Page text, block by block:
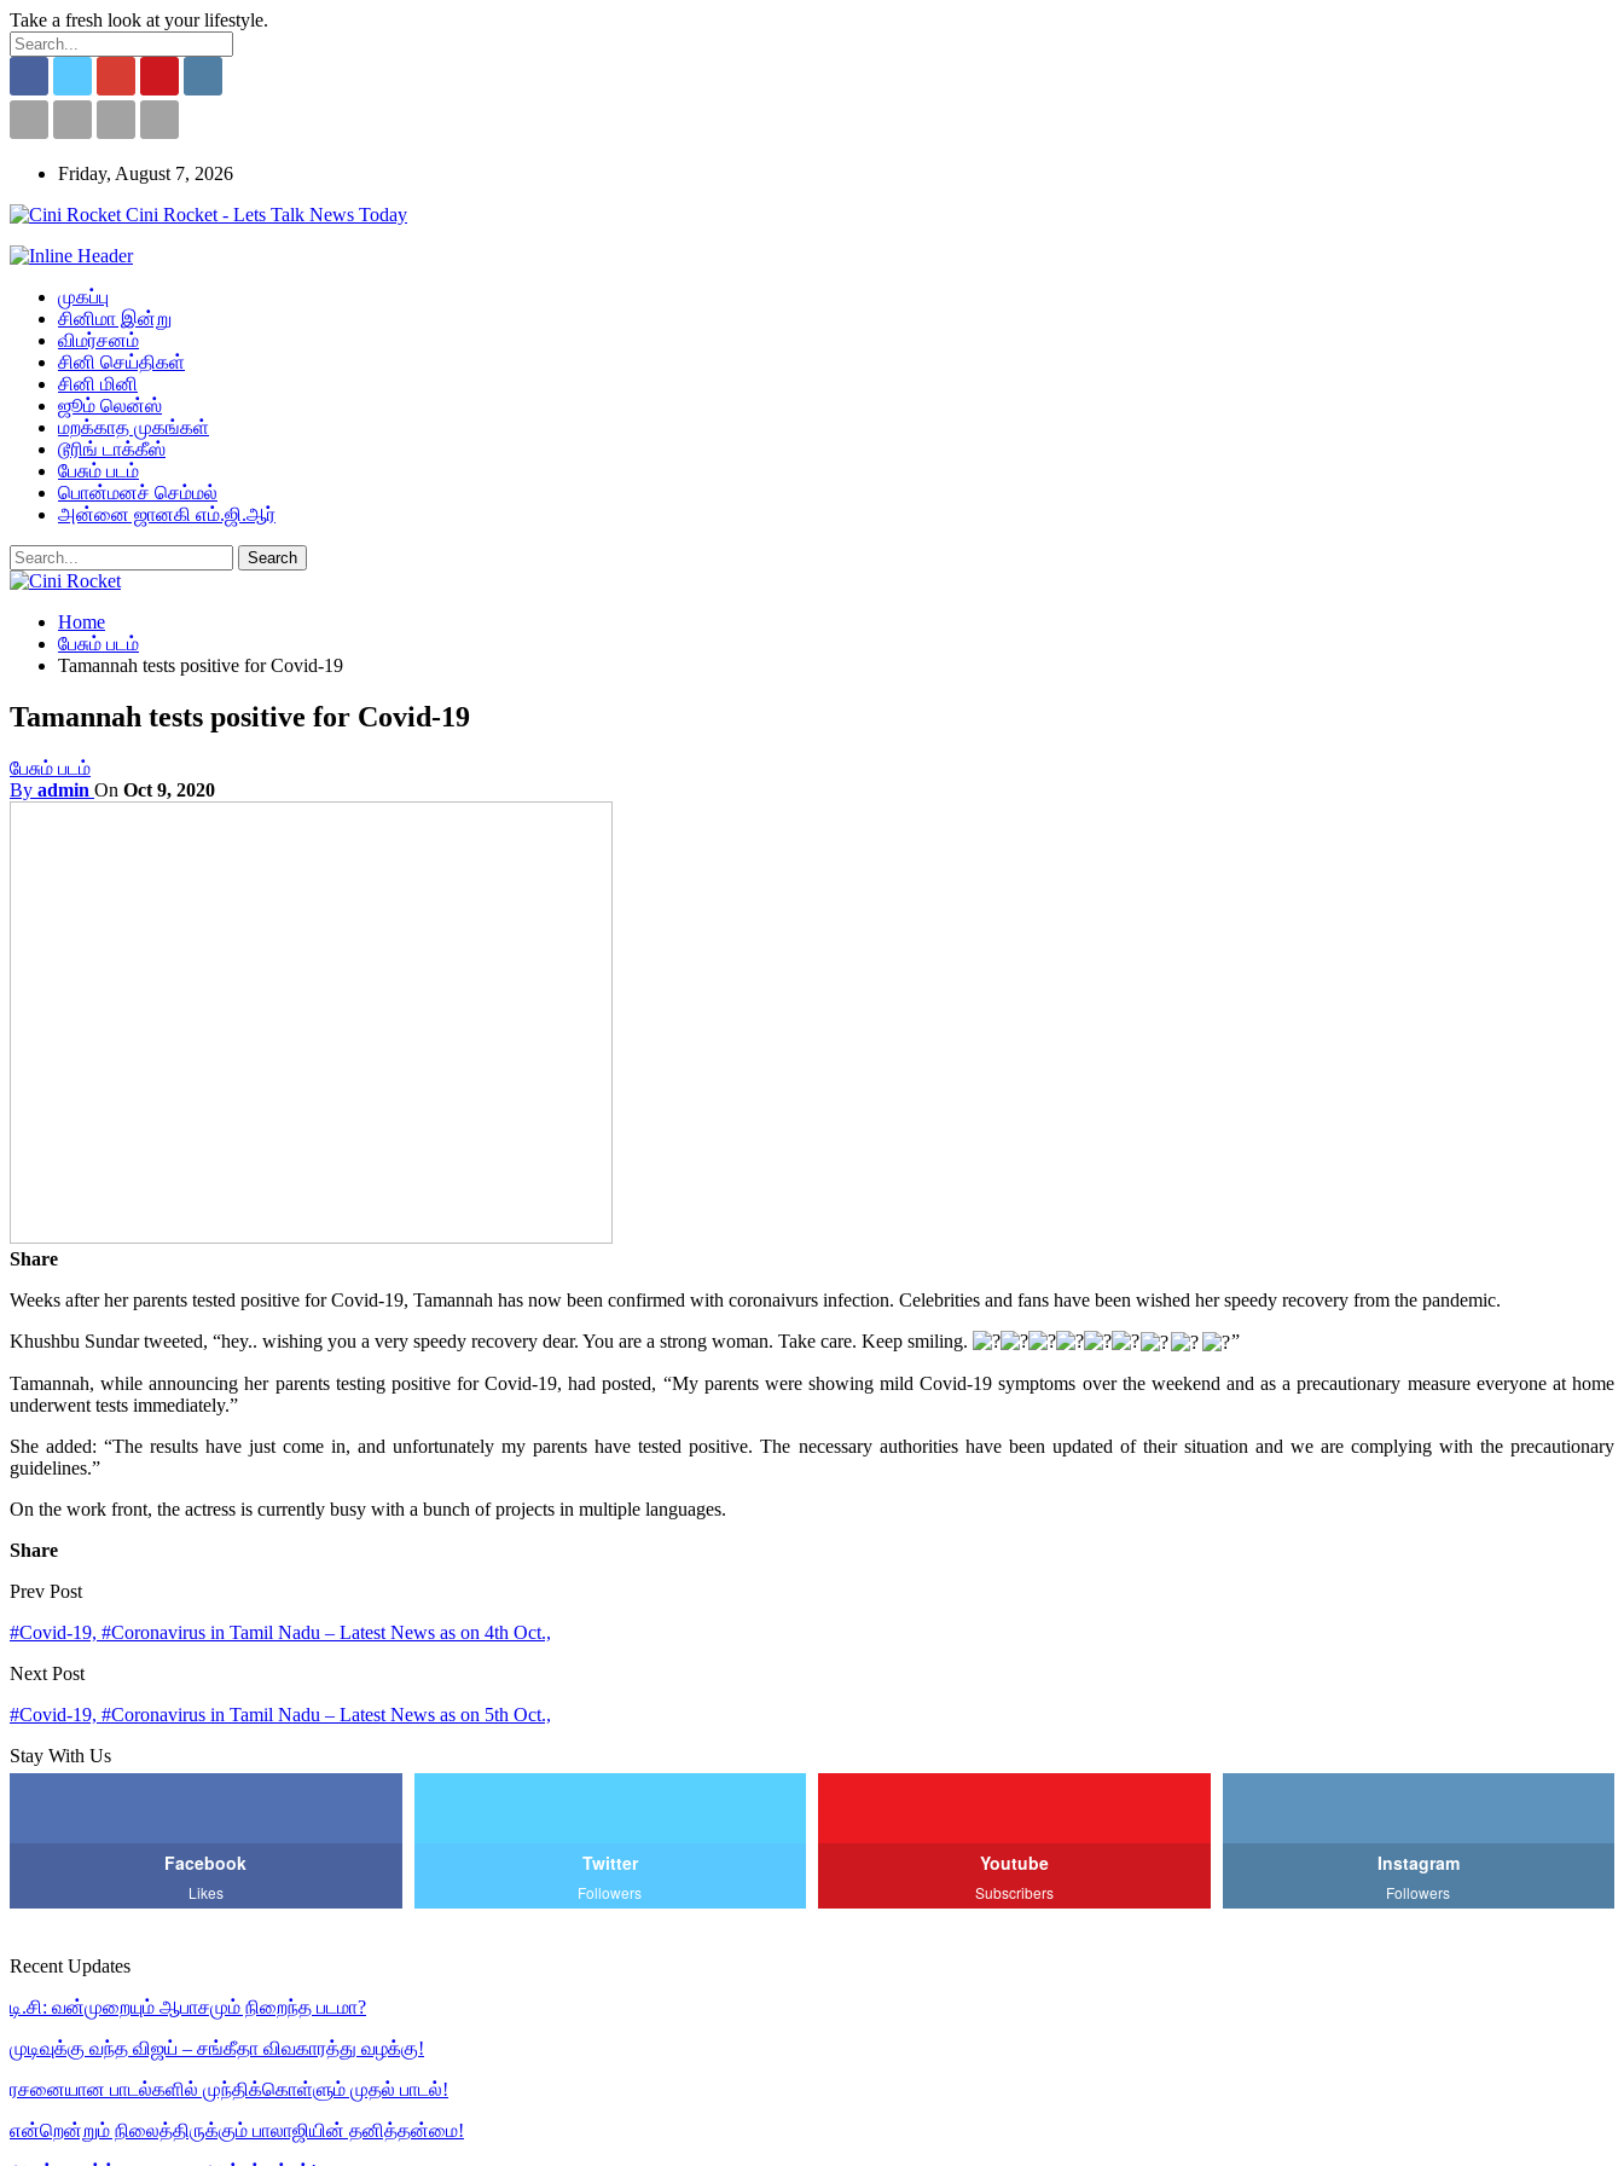
Take a fresh look at your lifestyle.
Friday, August 7, 2026
Cini Rocket - Lets Talk News Today
முகப்பு
சினிமா இன்று
விமர்சனம்
சினி செய்திகள்
சினி மினி
ஜூம் லென்ஸ்
மறக்காத முகங்கள்
டூரிங் டாக்கீஸ்
பேசும் படம்
பொன்மனச் செம்மல்
அன்னை ஜானகி எம்.ஜி.ஆர்
Home
பேசும் படம்
Tamannah tests positive for Covid-19
Tamannah tests positive for Covid-19
பேசும் படம்
By admin On Oct 9, 2020
Share
Weeks after her parents tested positive for Covid-19, Tamannah has now been confirmed with coronaivurs infection. Celebrities and fans have been wished her speedy recovery from the pandemic.
Khushbu Sundar tweeted, “hey.. wishing you a very speedy recovery dear. You are a strong woman. Take care. Keep smiling.
”
Tamannah, while announcing her parents testing positive for Covid-19, had posted, “My parents were showing mild Covid-19 symptoms over the weekend and as a precautionary measure everyone at home
underwent tests immediately.”
She added: “The results have just come in, and unfortunately my parents have tested positive. The necessary authorities have been updated of their situation and we are complying with the precautionary
guidelines.”
On the work front, the actress is currently busy with a bunch of projects in multiple languages.
Share
Prev Post
#Covid-19, #Coronavirus in Tamil Nadu – Latest News as on 4th Oct.,
Next Post
#Covid-19, #Coronavirus in Tamil Nadu – Latest News as on 5th Oct.,
Stay With Us
Facebook
Likes
Twitter
Followers
Youtube
Subscribers
Instagram
Followers
Recent Updates
டி.சி: வன்முறையும் ஆபாசமும் நிறைந்த படமா?
முடிவுக்கு வந்த விஜய் – சங்கீதா விவகாரத்து வழக்கு!
ரசனையான பாடல்களில் முந்திக்கொள்ளும் முதல் பாடல்!
என்றென்றும் நிலைத்திருக்கும் பாலாஜியின் தனித்தன்மை!